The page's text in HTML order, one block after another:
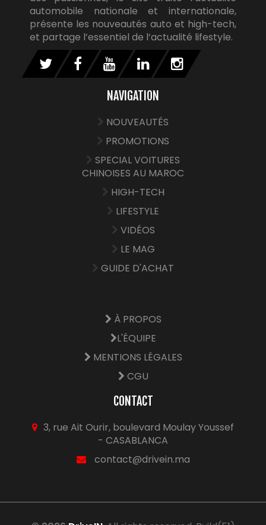
automobile nationale et internationale,
présente les nouveautés auto et high-tech,
et partage l’essentiel de l’actualité lifestyle.
NAVIGATION
NOUVEAUTÉS
PROMOTIONS
SPECIAL VOITURES
CHINOISES AU MAROC
HIGH-TECH
LIFESTYLE
VIDÉOS
LE MAG
GUIDE D'ACHAT
À PROPOS
L'ÉQUIPE
MENTIONS LÉGALES
CGU
CONTACT
3, rue Ait Ourir, boulevard Moulay Youssef
- CASABLANCA
contact@drivein.ma